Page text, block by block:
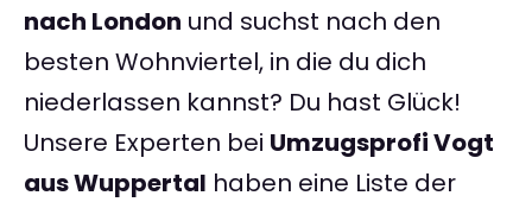
nach London und suchst nach den
besten Wohnviertel, in die du dich
niederlassen kannst? Du hast Glück!
Unsere Experten bei Umzugsprofi Vogt
aus Wuppertal haben eine Liste der